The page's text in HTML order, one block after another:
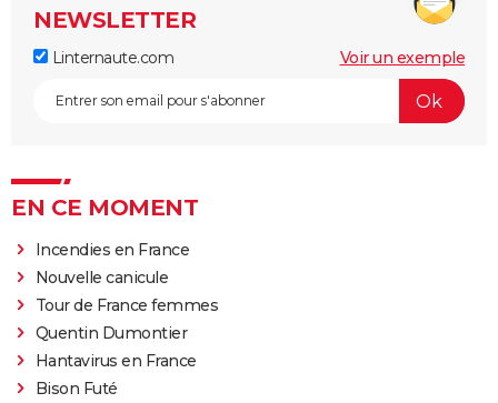
NEWSLETTER
Linternaute.com Voir un exemple
EN CE MOMENT
Incendies en France
Nouvelle canicule
Tour de France femmes
Quentin Dumontier
Hantavirus en France
Bison Futé